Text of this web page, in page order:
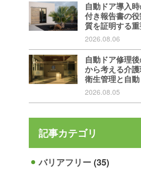
自動ドア導入
付き報告書の
質を証明する
2026.08.06
自動ドア修理
から考える介
衛生管理と自
2026.08.05
記事カテゴリ
バリアフリー(35)